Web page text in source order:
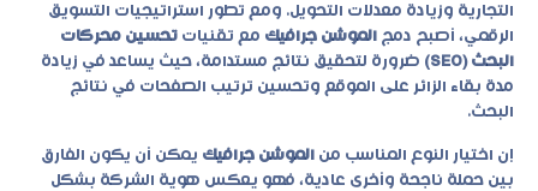
التجارية وزيادة معدلات التحويل. ومع تطور استراتيجيات التسويق
الرقمي، أصبح دمج الموشن جرافيك مع تقنيات تحسين محركات
البحث (SEO)
ضرورة لتحقيق نتائج مستدامة، حيث يساعد في زيادة
مدة بقاء الزائر على الموقع وتحسين ترتيب الصفحات في نتائج
البحث.
إن اختيار النوع المناسب من الموشن جرافيك يمكن أن يكون الفارق
بين حملة ناجحة وأخرى عادية، فهو يعكس هوية الشركة بشكل